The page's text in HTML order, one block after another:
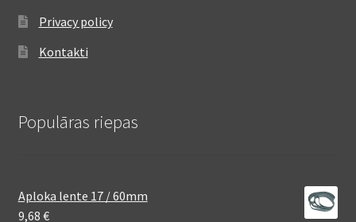
Privacy policy
Kontakti
Populāras riepas
Aploka lente 17 / 60mm
9,68 €